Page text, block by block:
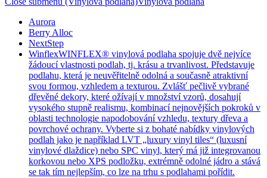
Aurora
Berry Alloc
NextStep
WinflexWINFLEX® vinylová podlaha spojuje dvě nejvíce
žádoucí vlastnosti podlah, tj. krásu a trvanlivost. Představuje
podlahu, která je neuvěřitelně odolná a současně atraktivní
svou formou, vzhledem a texturou. Zvlášť pečlivě vybrané
dřevěné dekory, které ožívají v množství vzorů, dosahují
vysokého stupně realismu, kombinací nejnovějších pokroků v
oblasti technologie napodobování vzhledu, textury dřeva a
povrchové ochrany. Vyberte si z bohaté nabídky vinylových
podlah jako je například LVT „luxury vinyl tiles“ (luxusní
vinylové dlaždice) nebo SPC vinyl, který má již integrovanou
korkovou nebo XPS podložku, extrémně odolné jádro a stává
se tak tím nejlepším, co lze na trhu s podlahami pořídit.